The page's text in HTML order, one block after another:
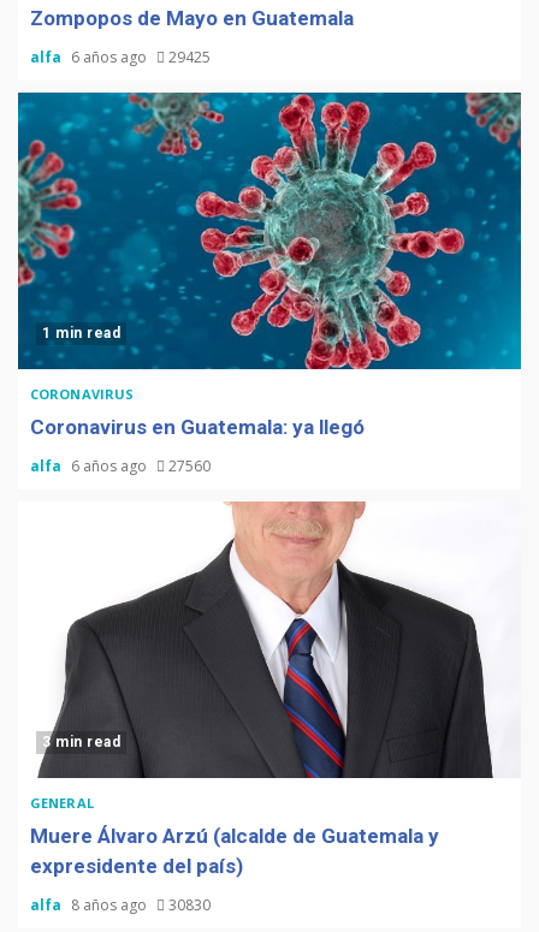
Zompopos de Mayo en Guatemala
alfa 6 años ago 29425
1 min read
CORONAVIRUS
Coronavirus en Guatemala: ya llegó
alfa 6 años ago 27560
3 min read
GENERAL
Muere Álvaro Arzú (alcalde de Guatemala y
expresidente del país)
alfa 8 años ago 30830